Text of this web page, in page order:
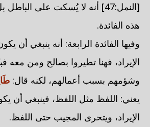
[النمل:47] أنه لا يُسكت على
هذه الفائدة.
وفيها الفائدة الرابعة: أنه ينبغي أن
الإيراد، فهنا تطيروا بصالح ومن معه
وشؤمهم بسبب أعمالهم، لكنه قال:
يعني: اللفظ مثل اللفظ، فينبغي أن
الإيراد، ويتحرى المجيب حتى اللفظ.